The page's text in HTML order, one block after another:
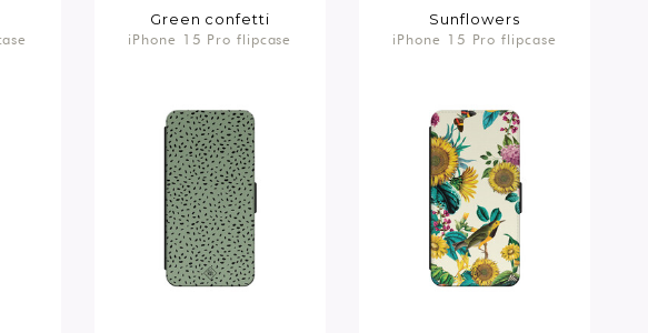
Green confetti
iPhone 15 Pro flipcase
Sunflowers
iPhone 15 Pro flipcase